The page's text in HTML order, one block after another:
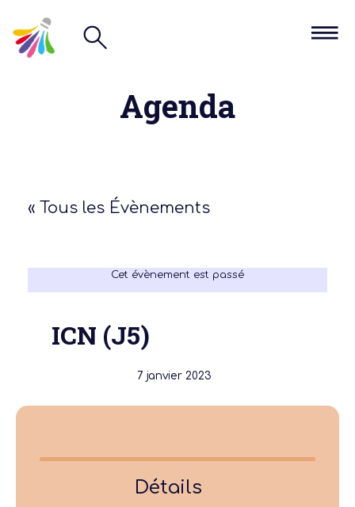
Agenda
« Tous les Évènements
Cet évènement est passé
ICN (J5)
7 janvier 2023
Détails